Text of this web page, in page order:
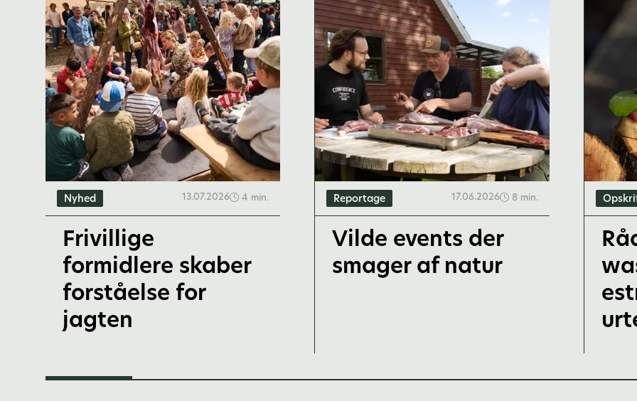
Nyhed 13.07.2026 4 min.
Frivillige
formidlere skaber
forståelse for
jagten
Reportage 17.06.2026 8 min.
Vilde events der
smager af natur